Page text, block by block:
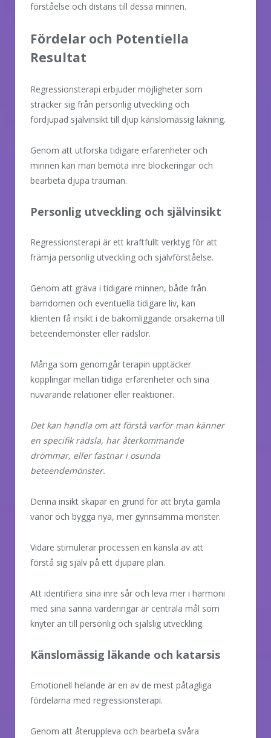
förståelse och distans till dessa minnen.
Fördelar och Potentiella
Resultat
Regressionsterapi erbjuder möjligheter som
sträcker sig från personlig utveckling och
fördjupad självinsikt till djup känslomässig läkning.
Genom att utforska tidigare erfarenheter och
minnen kan man bemöta inre blockeringar och
bearbeta djupa trauman.
Personlig utveckling och självinsikt
Regressionsterapi är ett kraftfullt verktyg för att
främja personlig utveckling och självförståelse.
Genom att gräva i tidigare minnen, både från
barndomen och eventuella tidigare liv, kan
klienten få insikt i de bakomliggande orsakerna till
beteendemönster eller rädslor.
Många som genomgår terapin upptäcker
kopplingar mellan tidiga erfarenheter och sina
nuvarande relationer eller reaktioner.
Det kan handla om att förstå varför man känner
en specifik rädsla, har återkommande
drömmar, eller fastnar i osunda
beteendemönster.
Denna insikt skapar en grund för att bryta gamla
vanor och bygga nya, mer gynnsamma mönster.
Vidare stimulerar processen en känsla av att
förstå sig själv på ett djupare plan.
Att identifiera sina inre sår och leva mer i harmoni
med sina sanna värderingar är centrala mål som
knyter an till personlig och själslig utveckling.
Känslomässig läkande och katarsis
Emotionell helande är en av de mest påtagliga
fördelarna med regressionsterapi.
Genom att återuppleva och bearbeta svåra